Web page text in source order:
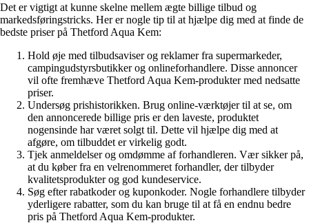
Det er vigtigt at kunne skelne mellem ægte billige tilbud og
markedsføringstricks. Her er nogle tip til at hjælpe dig med at finde de
bedste priser på Thetford Aqua Kem:
Hold øje med tilbudsaviser og reklamer fra supermarkeder,
campingudstyrsbutikker og onlineforhandlere. Disse annoncer
vil ofte fremhæve Thetford Aqua Kem-produkter med nedsatte
priser.
Undersøg prishistorikken. Brug online-værktøjer til at se, om
den annoncerede billige pris er den laveste, produktet
nogensinde har været solgt til. Dette vil hjælpe dig med at
afgøre, om tilbuddet er virkelig godt.
Tjek anmeldelser og omdømme af forhandleren. Vær sikker på,
at du køber fra en velrenommeret forhandler, der tilbyder
kvalitetsprodukter og god kundeservice.
Søg efter rabatkoder og kuponkoder. Nogle forhandlere tilbyder
yderligere rabatter, som du kan bruge til at få en endnu bedre
pris på Thetford Aqua Kem-produkter.